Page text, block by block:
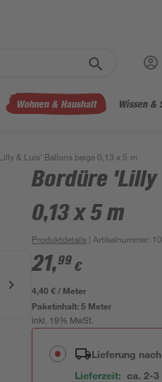
Wohnen & Haushalt Wissen &
& Luis' Ballons beige 0,13 x 5 m
Bordüre 'Lilly
0,13 x 5 m
Produktdetails | Artikelnummer:
21,99 €
4,40 € / Meter
Paketinhalt:5 Meter
inkl. 19% MwSt.
Lieferung
Lieferzeit: ca. 2-3